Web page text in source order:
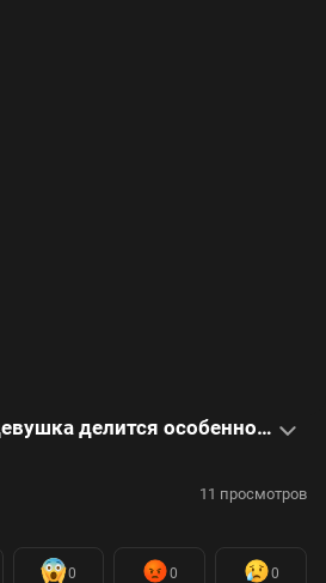
Видео, в котором девушка делится особенностями зимовки во Вьетнаме
11 просмотров
0 0 0